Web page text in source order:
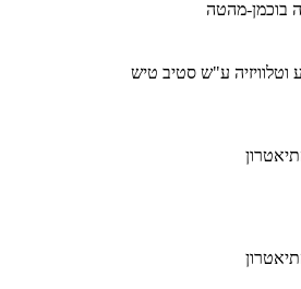
בוכמן-מהטה
וטלוויזיה ע"ש סטיב טיש